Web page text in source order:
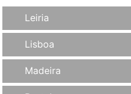
Leiria
Lisboa
Madeira